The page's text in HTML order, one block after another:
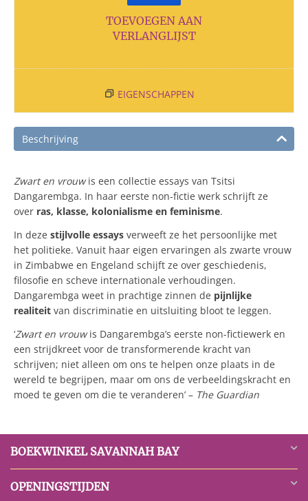
TOEVOEGEN AAN
VERLANGLIJST
EIGENSCHAPPEN
Beschrijving
Zwart en vrouwis een collectie essays van Tsitsi
Dangarembga. In haar eerste non-fictie werk schrijft ze
over ras, klasse, kolonialisme en feminisme.
In deze stijlvolle essays verweeft ze het persoonlijke met
het politieke. Vanuit haar eigen ervaringen als zwarte vrouw
in Zimbabwe en Engeland schijft ze over geschiedenis,
filosofie en scheve internationale verhoudingen.
Dangarembga weet in prachtige zinnen de pijnlijke
realiteit van discriminatie en uitsluiting bloot te leggen.
‘Zwart en vrouwis Dangarembga’s eerste non-fictiewerk en
een strijdkreet voor de transformerende kracht van
schrijven; niet alleen om ons te helpen onze plaats in de
wereld te begrijpen, maar om ons de verbeeldingskracht en
moed te geven om die te veranderen’ – The Guardian
BOEKWINKEL SAVANNAH BAY
OPENINGSTIJDEN